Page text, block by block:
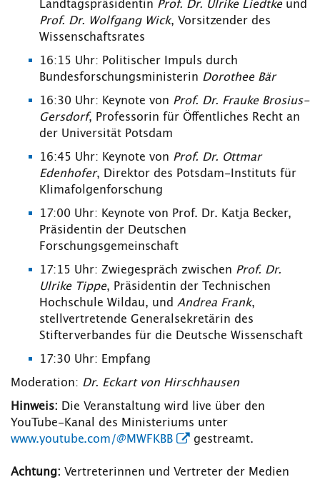
Landtagspräsidentin Prof. Dr. Ulrike Liedtkeund
Prof. Dr. Wolfgang Wick, Vorsitzender des
Wissenschaftsrates
16:15 Uhr: Politischer Impuls durch
Bundesforschungsministerin Dorothee Bär
16:30 Uhr: Keynote von Prof. Dr. Frauke Brosius-
Gersdorf, Professorin für Öffentliches Recht an
der Universität Potsdam
16:45 Uhr: Keynote von Prof. Dr. Ottmar
Edenhofer, Direktor des Potsdam-Instituts für
Klimafolgenforschung
17:00 Uhr: Keynote von Prof. Dr. Katja Becker,
Präsidentin der Deutschen
Forschungsgemeinschaft
17:15 Uhr: Zwiegespräch zwischen Prof. Dr.
Ulrike Tippe, Präsidentin der Technischen
Hochschule Wildau, und Andrea Frank,
stellvertretende Generalsekretärin des
Stifterverbandes für die Deutsche Wissenschaft
17:30 Uhr: Empfang
Moderation: Dr. Eckart von Hirschhausen
Hinweis: Die Veranstaltung wird live über den
YouTube-Kanal des Ministeriums unter
www.youtube.com/@MWFKBB
gestreamt.
Achtung: Vertreterinnen und Vertreter der Medien